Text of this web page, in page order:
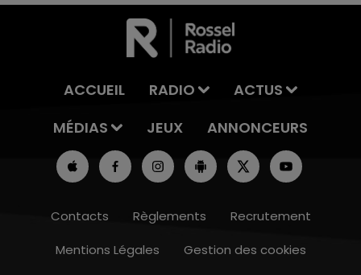
ACCUEIL RADIO
ACTUS
MÉDIAS
JEUX ANNONCEURS
Contacts Règlements
Recrutement
Mentions Légales
Gestion des cookies